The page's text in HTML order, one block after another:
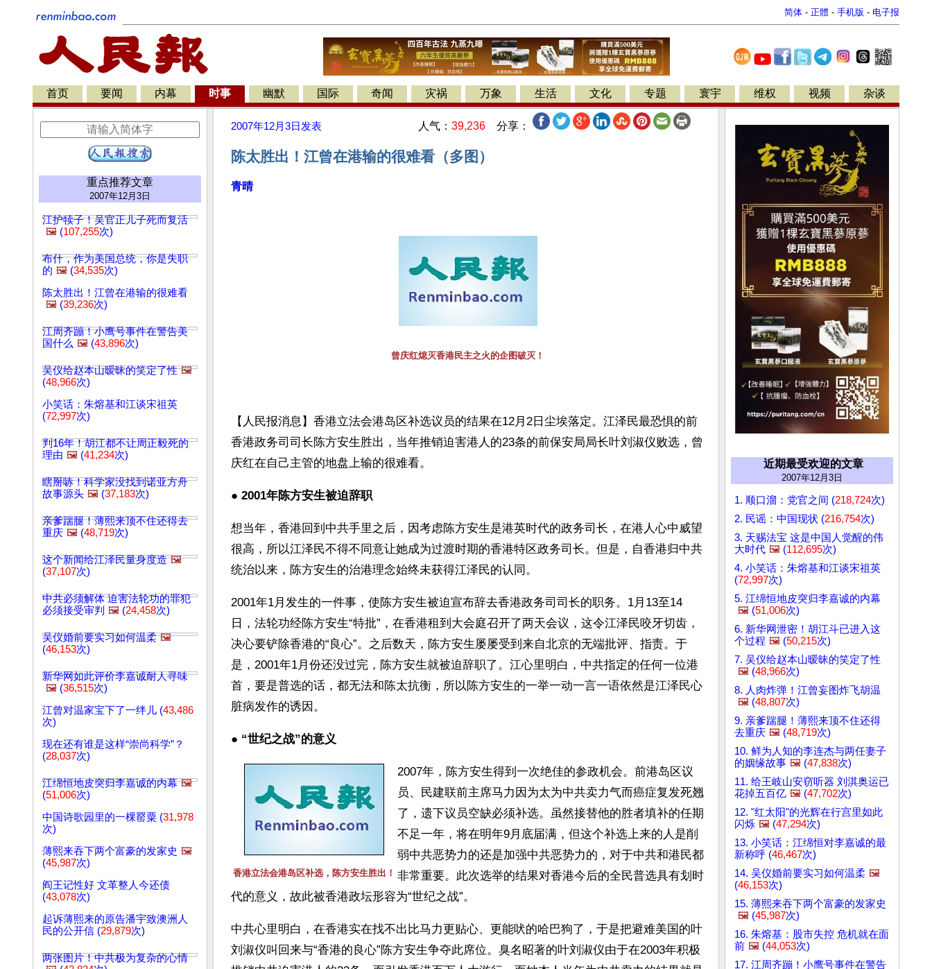
简体 - 正體 - 手机版 - 电子报
首页 要闻 内幕 时事 幽默 国际 奇闻 灾祸 万象 生活 文化 专题 寰宇 维权 视频 杂谈
重点推荐文章
2007年12月3日
江护犊子！吴官正儿子死而复活
🖼️ (107,255次)
布什，作为美国总统，你是失职
的 🖼️ (34,535次)
陈太胜出！江曾在港输的很难看
🖼️ (39,236次)
江周齐蹦！小鹰号事件在警告美
国什么 🖼️ (43,896次)
吴仪给赵本山暧昧的笑定了性 🖼️
(48,966次)
小笑话：朱熔基和江谈宋祖英
(72,997次)
判16年！胡江都不让周正毅死的
理由 🖼️ (41,234次)
瞎掰哧！科学家没找到诺亚方舟
故事源头 🖼️ (37,183次)
亲爹踹腿！薄熙来顶不住还得去
重庆 🖼️ (48,719次)
这个新闻给江泽民量身度造 🖼️
(37,107次)
中共必须解体 迫害法轮功的罪犯
必须接受审判 🖼️ (24,458次)
吴仪婚前要实习如何温柔 🖼️
(46,153次)
新华网如此评价李嘉诚耐人寻味
🖼️ (36,515次)
江曾对温家宝下了一绊儿 (43,486
次)
现在还有谁是这样“崇尚科学”？
(28,037次)
江绵恒地皮突归李嘉诚的内幕 🖼️
(51,006次)
中国诗歌园里的一棵罂粟 (31,978
次)
薄熙来吞下两个富豪的发家史 🖼️
(45,987次)
阎王记性好 文革整人今还债
(43,078次)
起诉薄熙来的原告潘宇致澳洲人
民的公开信 (29,879次)
两张图片！中共极为复杂的心情
2007年12月3日 发表 人气： 39,236 分享：
陈太胜出！江曾在港输的很难看（多图）
青晴
曾庆红熄灭香港民主之火的企图破灭！
【人民报消息】香港立法会港岛区补选议员的结果在12月2日尘埃落定。江泽民最恐惧的前
香港政务司司长陈方安生胜出，当年推销迫害港人的23条的前保安局局长叶刘淑仪败选，曾
庆红在自己主管的地盘上输的很难看。
● 2001年陈方安生被迫辞职
想当年，香港回到中共手里之后，因考虑陈方安生是港英时代的政务司长，在港人心中威望
很高，所以江泽民不得不同意让她成为过渡时期的香港特区政务司长。但是，自香港归中共
统治以来，陈方安生的治港理念始终未获得江泽民的认同。
2001年1月发生的一件事，使陈方安生被迫宣布辞去香港政务司司长的职务。1月13至14
日，法轮功经陈方安生“特批”，在香港租到大会庭召开了两天会议，这令江泽民咬牙切齿，
决心要铲除香港的“良心”。之后数天，陈方安生屡屡受到来自北京的无端批评、指责。于
是，2001年1月份还没过完，陈方安生就被迫辞职了。江心里明白，中共指定的任何一位港
首，要是普选的话，都无法和陈太抗衡，所以陈方安生的一举一动一言一语依然是江泽民心
脏病发作的诱因。
● “世纪之战”的意义
香港立法会港岛区补选，陈方安生胜出！
2007年，陈方安生得到一次绝佳的参政机会。前港岛区议
员、民建联前主席马力因为太为中共卖力气而癌症复发死翘
了，遗下议员空缺必须补选。虽然接替他的胜者填补的任期
不足一年，将在明年9月底届满，但这个补选上来的人是削
弱中共恶势力的还是加强中共恶势力的，对于中共和港民都
非常重要。此次选举的结果对香港今后的全民普选具有划时
代的意义，故此被香港政坛形容为“世纪之战”。
中共心里明白，在香港实在找不出比马力更贴心、更能吠的哈巴狗了，于是把避难美国的叶
刘淑仪叫回来与“香港的良心”陈方安生争夺此席位。臭名昭著的叶刘淑仪由于在2003年积极
近期最受欢迎的文章
2007年12月3日
1. 顺口溜：党官之间 (218,724次)
2. 民谣：中国现状 (216,754次)
3. 天赐法宝 这是中国人觉醒的伟
大时代 🖼️ (112,695次)
4. 小笑话：朱熔基和江谈宋祖英
(72,997次)
5. 江绵恒地皮突归李嘉诚的内幕
🖼️ (51,006次)
6. 新华网泄密！胡江斗已进入这
个过程 🖼️ (50,215次)
7. 吴仪给赵本山暧昧的笑定了性
🖼️ (48,966次)
8. 人肉炸弹！江曾妄图炸飞胡温
🖼️ (48,807次)
9. 亲爹踹腿！薄熙来顶不住还得
去重庆 🖼️ (48,719次)
10. 鲜为人知的李连杰与两任妻子
的姻缘故事 🖼️ (47,838次)
11. 给王岐山安窃听器 刘淇奥运已
花掉五百亿 🖼️ (47,702次)
12. "红太阳"的光辉在行宫里如此
闪烁 🖼️ (47,294次)
13. 小笑话：江绵恒对李嘉诚的最
新称呼 (46,467次)
14. 吴仪婚前要实习如何温柔 🖼️
(46,153次)
15. 薄熙来吞下两个富豪的发家史
🖼️ (45,987次)
16. 朱熔基：股市失控 危机就在面
前 🖼️ (44,053次)
17. 江周齐蹦！小鹰号事件在警告